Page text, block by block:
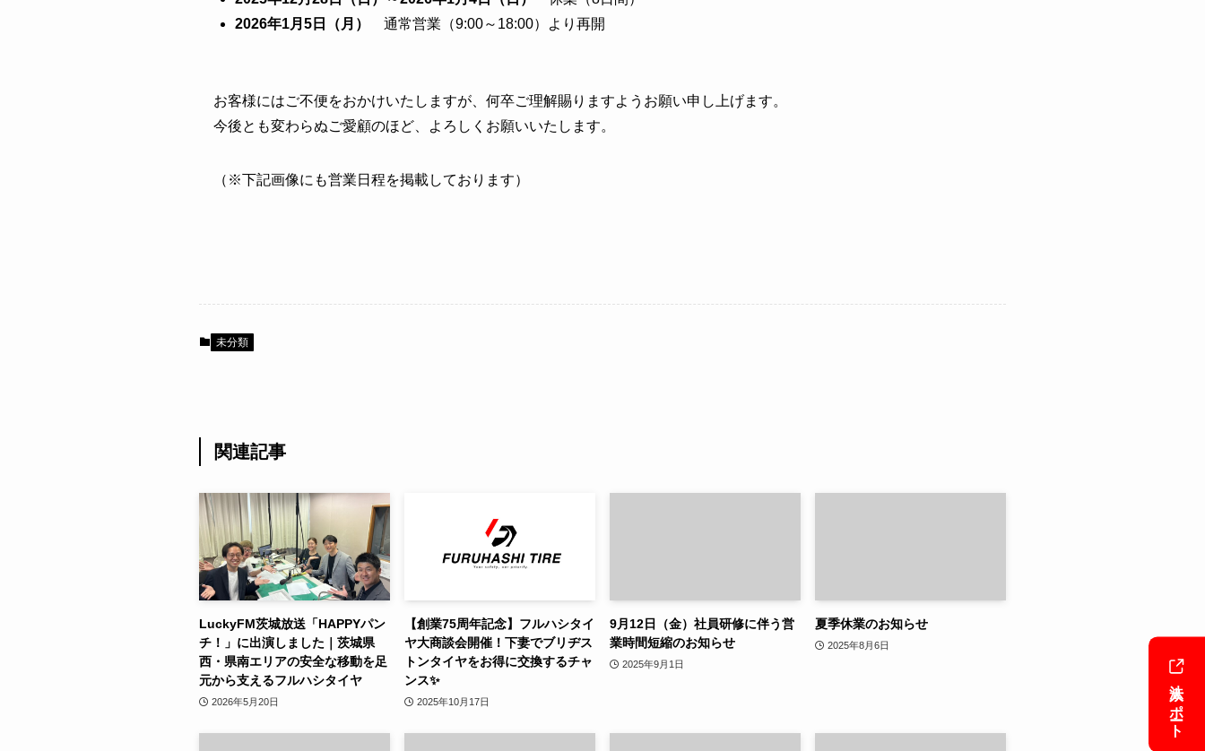
2026年1月5日（月）
通常営業（9:00～18:00）より再開
お客様にはご不便をおかけいたしますが、何卒ご理解賜りますようお願い申し上げます。
今後とも変わらぬご愛顧のほど、よろしくお願いいたします。
（※下記画像にも営業日程を掲載しております）
未分類
関連記事
LuckyFM茨城放送「HAPPYパン
チ！」に出演しました｜茨城県
西・県南エリアの安全な移動を足
元から支えるフルハシタイヤ
2026年5月20日
【創業75周年記念】フルハシタイ
ヤ大商談会開催！下妻でブリヂス
トンタイヤをお得に交換するチャ
ンス✨
2025年10月17日
9月12日（金）社員研修に伴う営
業時間短縮のお知らせ
2025年9月1日
夏季休業のお知らせ
2025年8月6日
法人サポート